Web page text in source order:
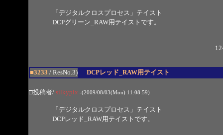
「デジタルクロスプロセス」テイスト
DCPグリーン_RAW用テイストです。
■3233 / ResNo.3) DCPレッド_RAW用テイスト
□投稿者/ silkypix -(2009/08/03(Mon) 11:08:59)
「デジタルクロスプロセス」テイスト
DCPレッド_RAW用テイストです。